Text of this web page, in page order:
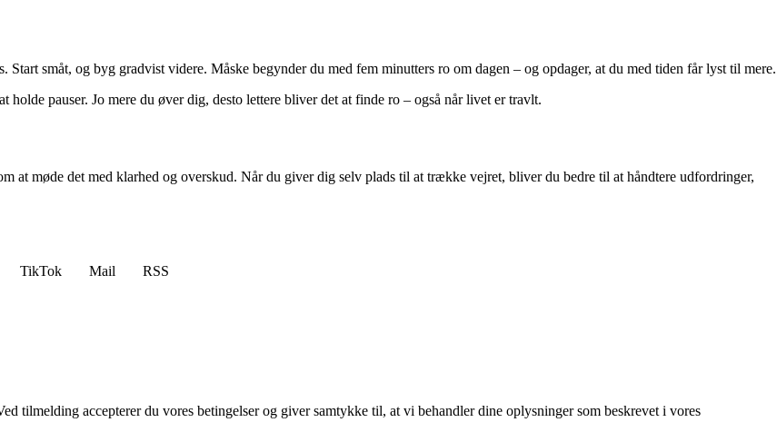
småt, og byg gradvist videre. Måske begynder du med fem minutters ro om dagen – og opdager, at du med tiden får lyst til mere.
pauser. Jo mere du øver dig, desto lettere bliver det at finde ro – også når livet er travlt.
at møde det med klarhed og overskud. Når du giver dig selv plads til at trække vejret, bliver du bedre til at håndtere udfordringer,
TikTok Mail
RSS
accepterer du vores betingelser og giver samtykke til, at vi behandler dine oplysninger som beskrevet i vores